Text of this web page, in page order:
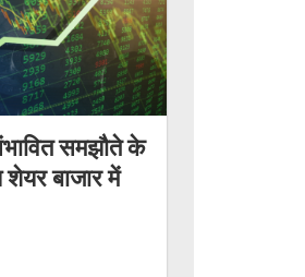
समझौते के
बाजार में